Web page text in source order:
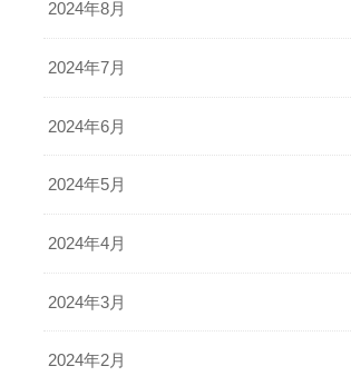
2024年8月
2024年7月
2024年6月
2024年5月
2024年4月
2024年3月
2024年2月